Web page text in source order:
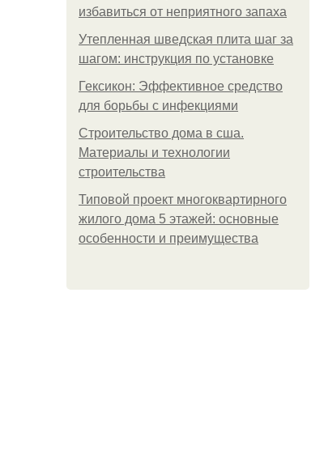
избавиться от неприятного запаха
Утепленная шведская плита шаг за
шагом: инструкция по установке
Гексикон: Эффективное средство
для борьбы с инфекциями
Строительство дома в сша.
Материалы и технологии
строительства
Типовой проект многоквартирного
жилого дома 5 этажей: основные
особенности и преимущества